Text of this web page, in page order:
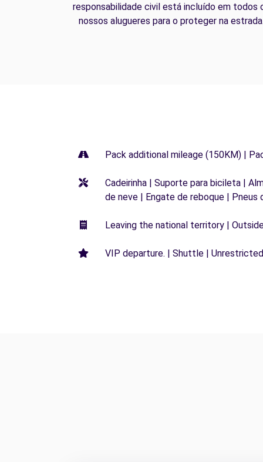
responsabilidade civil está incluído em todos
nossos alugueres para o proteger na
Pack additional mileage (150KM) |
Cadeirinha | Suporte para bicileta |
de neve | Engate de reboque | Pneus
Leaving the national territory |
VIP departure. | Shuttle |